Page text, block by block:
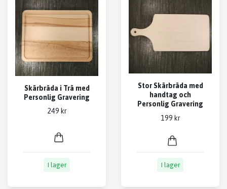
Skärbräda i Trä med
Personlig Gravering
249 kr
I lager
Stor Skärbräda med
handtag och
Personlig Gravering
199 kr
I lager